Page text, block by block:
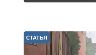
СТАТЬЯ